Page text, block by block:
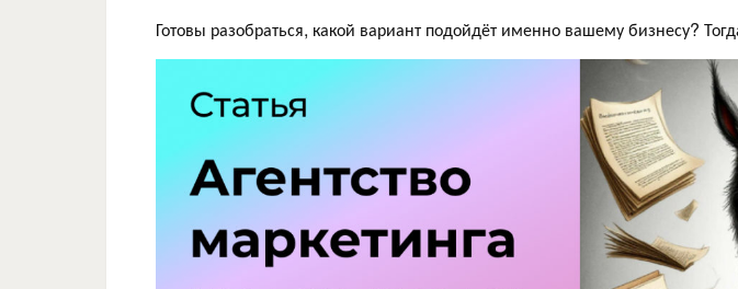
Готовы разобраться, какой вариант подойдёт именно вашему бизнесу?